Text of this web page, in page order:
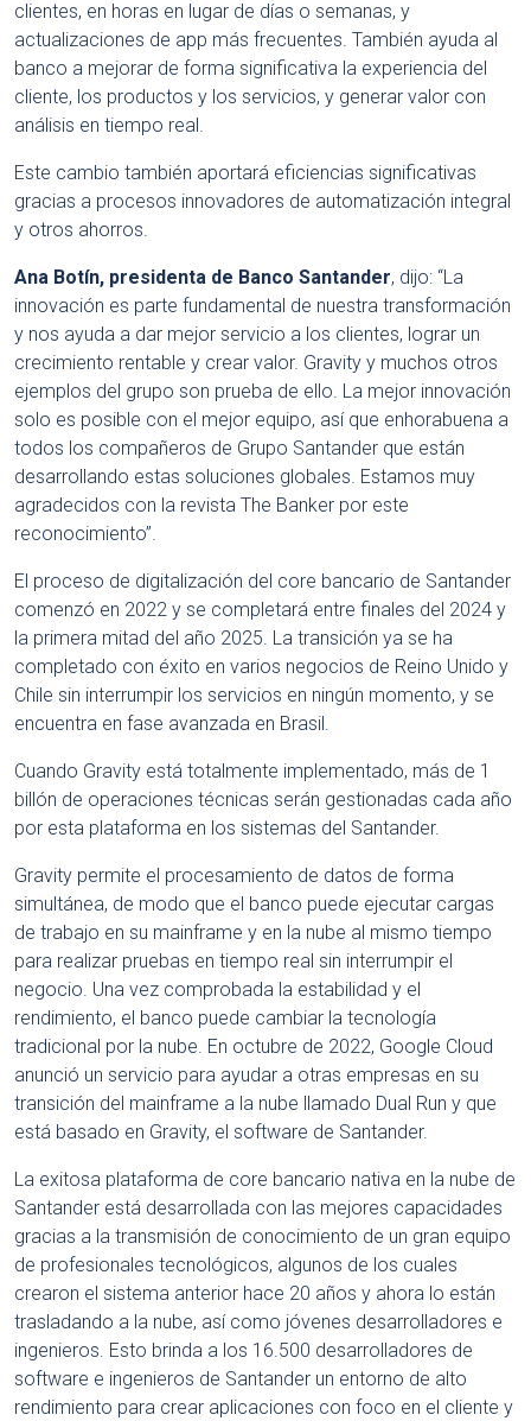
clientes, en horas en lugar de días o semanas, y
actualizaciones de app más frecuentes. También ayuda al
banco a mejorar de forma significativa la experiencia del
cliente, los productos y los servicios, y generar valor con
análisis en tiempo real.
Este cambio también aportará eficiencias significativas
gracias a procesos innovadores de automatización integral
y otros ahorros.
Ana Botín, presidenta de Banco Santander, dijo: “La
innovación es parte fundamental de nuestra transformación
y nos ayuda a dar mejor servicio a los clientes, lograr un
crecimiento rentable y crear valor. Gravity y muchos otros
ejemplos del grupo son prueba de ello. La mejor innovación
solo es posible con el mejor equipo, así que enhorabuena a
todos los compañeros de Grupo Santander que están
desarrollando estas soluciones globales. Estamos muy
agradecidos con la revista The Banker por este
reconocimiento”.
El proceso de digitalización del core bancario de Santander
comenzó en 2022 y se completará entre finales del 2024 y
la primera mitad del año 2025. La transición ya se ha
completado con éxito en varios negocios de Reino Unido y
Chile sin interrumpir los servicios en ningún momento, y se
encuentra en fase avanzada en Brasil.
Cuando Gravity está totalmente implementado, más de 1
billón de operaciones técnicas serán gestionadas cada año
por esta plataforma en los sistemas del Santander.
Gravity permite el procesamiento de datos de forma
simultánea, de modo que el banco puede ejecutar cargas
de trabajo en su mainframe y en la nube al mismo tiempo
para realizar pruebas en tiempo real sin interrumpir el
negocio. Una vez comprobada la estabilidad y el
rendimiento, el banco puede cambiar la tecnología
tradicional por la nube. En octubre de 2022, Google Cloud
anunció un servicio para ayudar a otras empresas en su
transición del mainframe a la nube llamado Dual Run y que
está basado en Gravity, el software de Santander.
La exitosa plataforma de core bancario nativa en la nube de
Santander está desarrollada con las mejores capacidades
gracias a la transmisión de conocimiento de un gran equipo
de profesionales tecnológicos, algunos de los cuales
crearon el sistema anterior hace 20 años y ahora lo están
trasladando a la nube, así como jóvenes desarrolladores e
ingenieros. Esto brinda a los 16.500 desarrolladores de
software e ingenieros de Santander un entorno de alto
rendimiento para crear aplicaciones con foco en el cliente y